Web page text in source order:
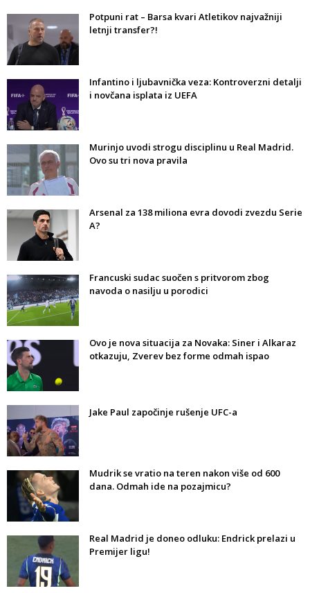
Potpuni rat – Barsa kvari Atletikov najvažniji
letnji transfer?!
Infantino i ljubavnička veza: Kontroverzni detalji
i novčana isplata iz UEFA
Murinjo uvodi strogu disciplinu u Real Madrid.
Ovo su tri nova pravila
Arsenal za 138 miliona evra dovodi zvezdu Serie
A?
Francuski sudac suočen s pritvorom zbog
navoda o nasilju u porodici
Ovo je nova situacija za Novaka: Siner i Alkaraz
otkazuju, Zverev bez forme odmah ispao
Jake Paul započinje rušenje UFC-a
Mudrik se vratio na teren nakon više od 600
dana. Odmah ide na pozajmicu?
Real Madrid je doneo odluku: Endrick prelazi u
Premijer ligu!